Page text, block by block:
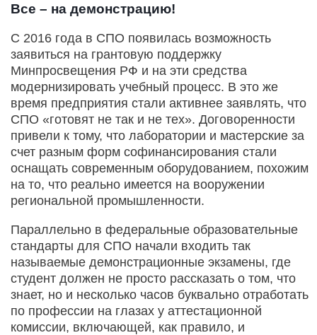
Все – на демонстрацию!
С 2016 года в СПО появилась возможность
заявиться на грантовую поддержку
Минпросвещения РФ и на эти средства
модернизировать учебный процесс. В это же
время предприятия стали активнее заявлять, что
СПО «готовят не так и не тех». Договоренности
привели к тому, что лаборатории и мастерские за
счет разным форм софинансирования стали
оснащать современным оборудованием, похожим
на то, что реально имеется на вооружении
региональной промышленности.
Параллельно в федеральные образовательные
стандарты для СПО начали входить так
называемые демонстрационные экзамены, где
студент должен не просто рассказать о том, что
знает, но и несколько часов буквально отработать
по профессии на глазах у аттестационной
комиссии, включающей, как правило, и